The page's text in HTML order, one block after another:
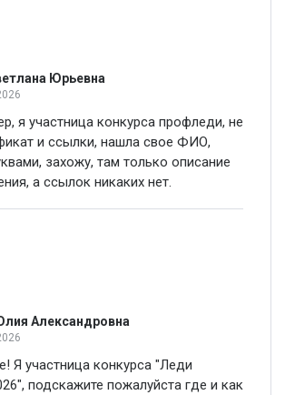
Юрьевна
я участница конкурса профледи, не
и ссылки, нашла свое ФИО,
захожу, там только описание
а ссылок никаких нет.
Александровна
Я участница конкурса "Леди
подскажите пожалуйста где и как